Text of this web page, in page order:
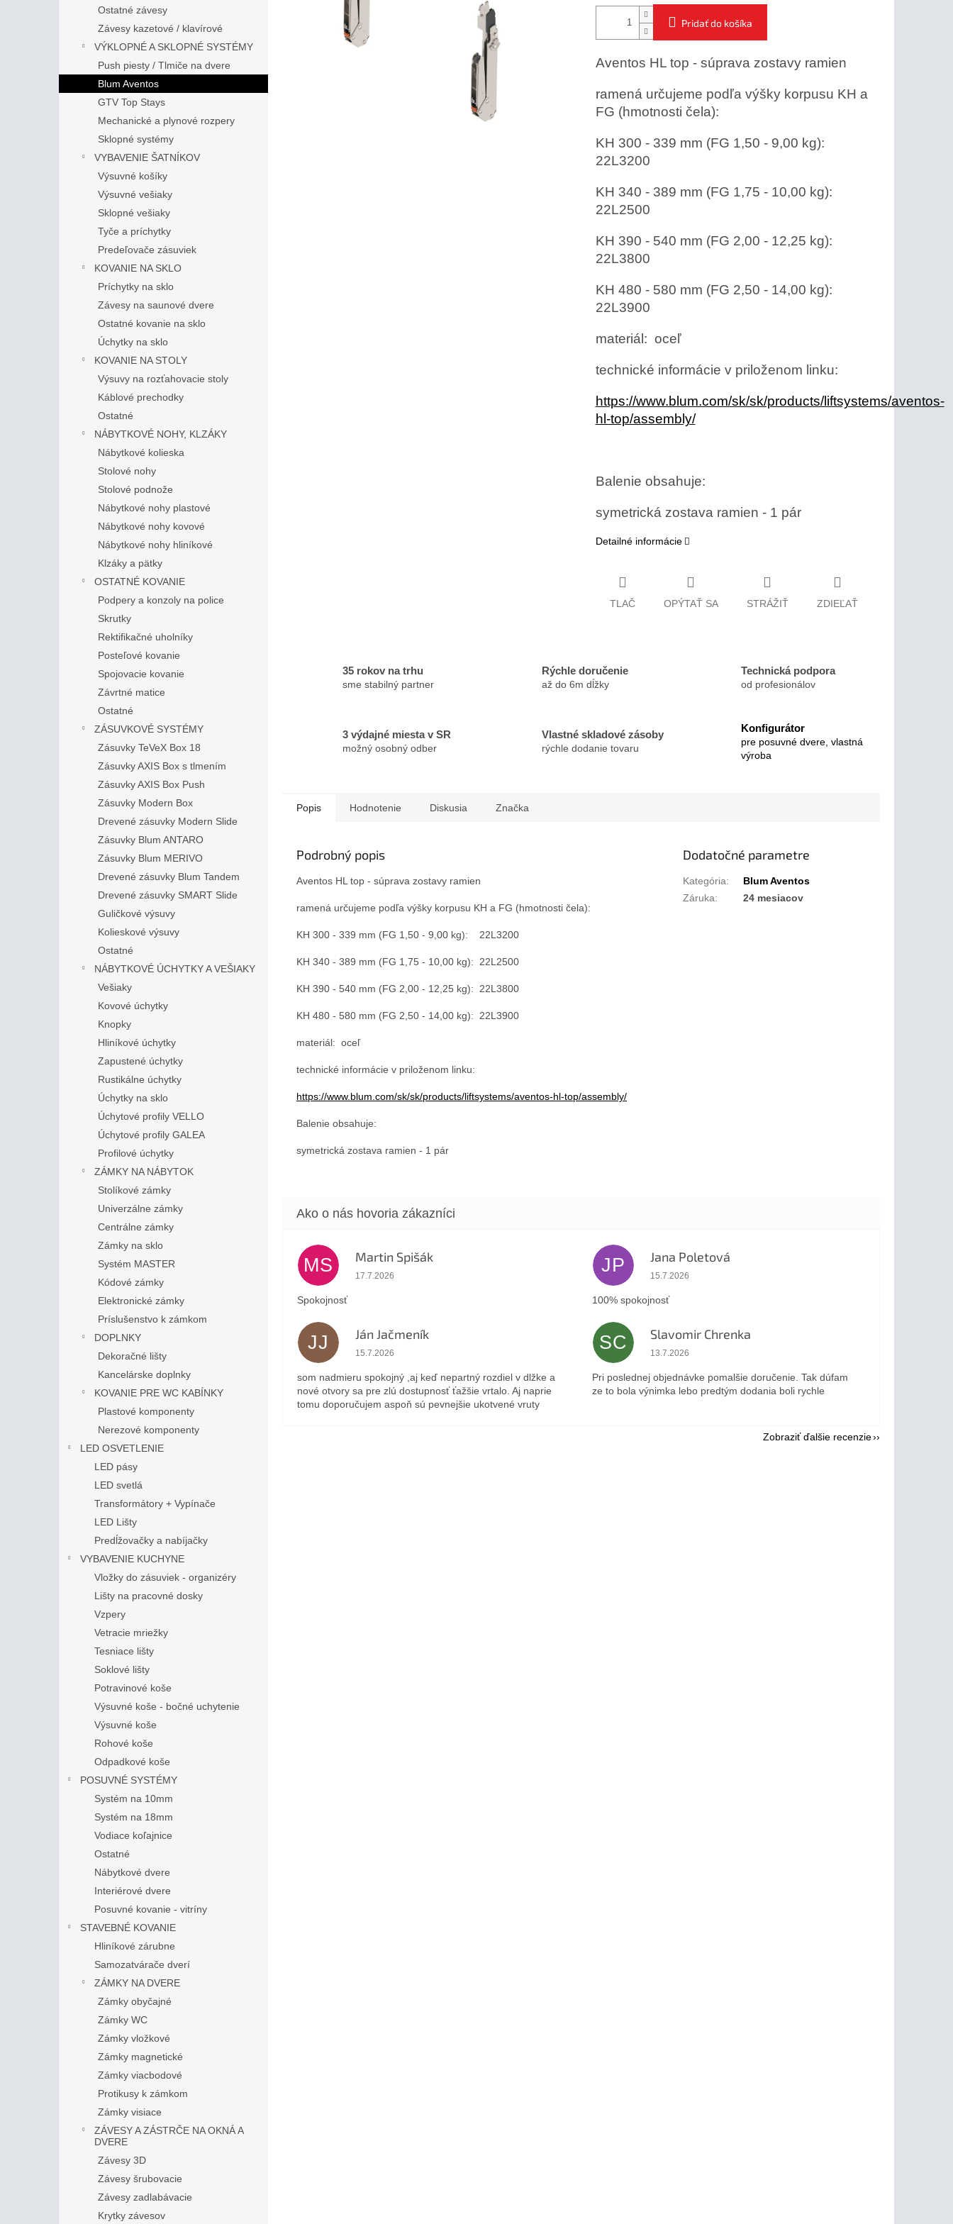
Ostatné závesy
Závesy kazetové / klavírové
VÝKLOPNÉ A SKLOPNÉ SYSTÉMY
Push piesty / Tlmiče na dvere
Blum Aventos
GTV Top Stays
Mechanické a plynové rozpery
Sklopné systémy
VYBAVENIE ŠATNÍKOV
Výsuvné košíky
Výsuvné vešiaky
Sklopné vešiaky
Tyče a príchytky
Predeľovače zásuviek
KOVANIE NA SKLO
Príchytky na sklo
Závesy na saunové dvere
Ostatné kovanie na sklo
Úchytky na sklo
KOVANIE NA STOLY
Výsuvy na rozťahovacie stoly
Káblové prechodky
Ostatné
NÁBYTKOVÉ NOHY, KLZÁKY
Nábytkové kolieska
Stolové nohy
Stolové podnože
Nábytkové nohy plastové
Nábytkové nohy kovové
Nábytkové nohy hliníkové
Klzáky a pätky
OSTATNÉ KOVANIE
Podpery a konzoly na police
Skrutky
Rektifikačné uholníky
Posteľové kovanie
Spojovacie kovanie
Závrtné matice
Ostatné
ZÁSUVKOVÉ SYSTÉMY
Zásuvky TeVeX Box 18
Zásuvky AXIS Box s tlmením
Zásuvky AXIS Box Push
Zásuvky Modern Box
Drevené zásuvky Modern Slide
Zásuvky Blum ANTARO
Zásuvky Blum MERIVO
Drevené zásuvky Blum Tandem
Drevené zásuvky SMART Slide
Guličkové výsuvy
Kolieskové výsuvy
Ostatné
NÁBYTKOVÉ ÚCHYTKY A VEŠIAKY
Vešiaky
Kovové úchytky
Knopky
Hliníkové úchytky
Zapustené úchytky
Rustikálne úchytky
Úchytky na sklo
Úchytové profily VELLO
Úchytové profily GALEA
Profilové úchytky
ZÁMKY NA NÁBYTOK
Stolíkové zámky
Univerzálne zámky
Centrálne zámky
Zámky na sklo
Systém MASTER
Kódové zámky
Elektronické zámky
Príslušenstvo k zámkom
DOPLNKY
Dekoračné lišty
Kancelárske doplnky
KOVANIE PRE WC KABÍNKY
Plastové komponenty
Nerezové komponenty
LED OSVETLENIE
LED pásy
LED svetlá
Transformátory + Vypínače
LED Lišty
Predĺžovačky a nabíjačky
VYBAVENIE KUCHYNE
Vložky do zásuviek - organizéry
Lišty na pracovné dosky
Vzpery
Vetracie mriežky
Tesniace lišty
Soklové lišty
Potravinové koše
Výsuvné koše - bočné uchytenie
Výsuvné koše
Rohové koše
Odpadkové koše
POSUVNÉ SYSTÉMY
Systém na 10mm
Systém na 18mm
Vodiace koľajnice
Ostatné
Nábytkové dvere
Interiérové dvere
Posuvné kovanie - vitríny
STAVEBNÉ KOVANIE
Hliníkové zárubne
Samozatvárače dverí
ZÁMKY NA DVERE
Zámky obyčajné
Zámky WC
Zámky vložkové
Zámky magnetické
Zámky viacbodové
Protikusy k zámkom
Zámky visiace
ZÁVESY A ZÁSTRČE NA OKNÁ A
DVERE
Závesy 3D
Závesy šrubovacie
Závesy zadlabávacie
Krytky závesov
Pridať do košíka
Aventos HL top - súprava zostavy ramien
ramená určujeme podľa výšky korpusu KH a
FG (hmotnosti čela):
KH 300 - 339 mm (FG 1,50 - 9,00 kg):
22L3200
KH 340 - 389 mm (FG 1,75 - 10,00 kg):
22L2500
KH 390 - 540 mm (FG 2,00 - 12,25 kg):
22L3800
KH 480 - 580 mm (FG 2,50 - 14,00 kg):
22L3900
materiál: oceľ
technické informácie v priloženom linku:
https://www.blum.com/sk/sk/products/liftsystems/aventos-
hl-top/assembly/
Balenie obsahuje:
symetrická zostava ramien - 1 pár
Detailné informácie
TLAČ OPÝTAŤ SA STRÁŽIŤ ZDIEĽAŤ
35 rokov na trhu
sme stabilný partner
Rýchle doručenie
až do 6m dĺžky
Technická podpora
od profesionálov
3 výdajné miesta v SR
možný osobný odber
Vlastné skladové zásoby
rýchle dodanie tovaru
Konfigurátor
pre posuvné dvere, vlastná
výroba
Popis Hodnotenie Diskusia Značka
Podrobný popis
Aventos HL top - súprava zostavy ramien
ramená určujeme podľa výšky korpusu KH a FG (hmotnosti čela):
KH 300 - 339 mm (FG 1,50 - 9,00 kg): 22L3200
KH 340 - 389 mm (FG 1,75 - 10,00 kg): 22L2500
KH 390 - 540 mm (FG 2,00 - 12,25 kg): 22L3800
KH 480 - 580 mm (FG 2,50 - 14,00 kg): 22L3900
materiál: oceľ
technické informácie v priloženom linku:
https://www.blum.com/sk/sk/products/liftsystems/aventos-hl-top/assembly/
Balenie obsahuje:
symetrická zostava ramien - 1 pár
Dodatočné parametre
Kategória:
Blum Aventos
Záruka: 24 mesiacov
MS Martin Spišák
Hodnotenie obchodu je 5 z 5 hviezdičiek.
17.7.2026
Spokojnosť
JP Jana Poletová
Hodnotenie obchodu je 5 z 5 hviezdičiek.
15.7.2026
100% spokojnosť
JJ Ján Jačmeník
Hodnotenie obchodu je 5 z 5 hviezdičiek.
15.7.2026
som nadmieru spokojný ,aj keď nepartný rozdiel v dlžke a
nové otvory sa pre zlú dostupnosť ťažšie vrtalo. Aj naprie
tomu doporučujem aspoň sú pevnejšie ukotvené vruty
SC Slavomir Chrenka
Hodnotenie obchodu je 5 z 5 hviezdičiek.
13.7.2026
Pri poslednej objednávke pomalšie doručenie. Tak dúfam
ze to bola výnimka lebo predtým dodania boli rychle
Zobraziť ďalšie recenzie